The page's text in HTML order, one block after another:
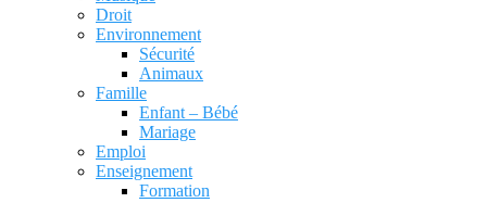
Droit
Environnement
Sécurité
Animaux
Famille
Enfant – Bébé
Mariage
Emploi
Enseignement
Formation